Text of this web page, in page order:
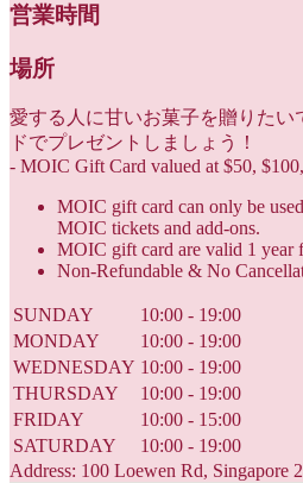
営業時間
場所
愛する人に甘いお菓子を贈りたい
ドでプレゼントしましょう！
- MOIC Gift Card valued at $50,
MOIC gift card can only be
MOIC tickets and add-ons.
MOIC gift card are valid 1 year
Non-Refundable & No
SUNDAY
10:00 - 19:00
MONDAY
10:00 - 19:00
WEDNESDAY 10:00 - 19:00
THURSDAY
10:00 - 19:00
FRIDAY
10:00 - 15:00
SATURDAY
10:00 - 19:00
Address: 100 Loewen Rd, Singapore